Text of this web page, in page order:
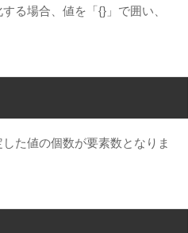
る場合、値を「{} 」で囲い、
た値の個数が要素数となりま